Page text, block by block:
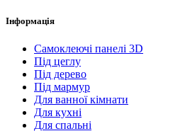
Інформація
Самоклеючі панелі 3D
Під цеглу
Під дерево
Під мармур
Для ванної кімнати
Для кухні
Для спальні